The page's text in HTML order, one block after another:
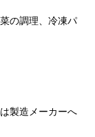
の調理、冷凍パ
製造メーカーへ